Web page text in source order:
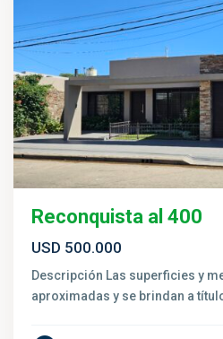
Reconquista al 400
USD 500.000
Descripción Las superficies y
aproximadas y se brindan a